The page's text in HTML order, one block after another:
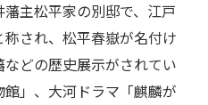
主松平家の別邸で、江戸
され、松平春嶽が名付け
どの歴史展示がされてい
」、大河ドラマ「麒麟が